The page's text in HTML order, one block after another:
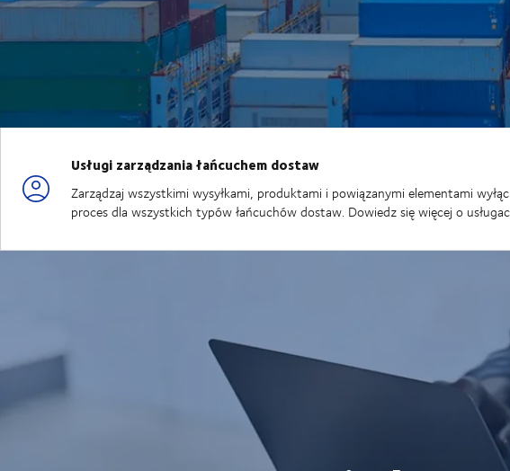
Usługi zarządzania łańcuchem dostaw
Zarządzaj wszystkimi wysyłkami, produktami i powiązanymi elementami
proces dla wszystkich typów łańcuchów dostaw. Dowiedz się więcej o